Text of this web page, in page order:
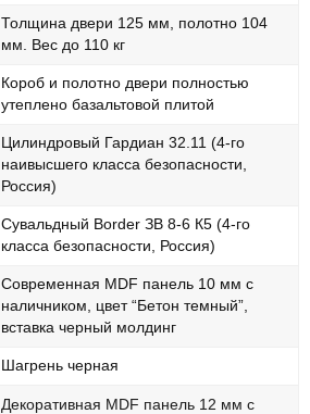
Толщина двери 125 мм, полотно 104
мм. Вес до 110 кг
Короб и полотно двери полностью
утеплено базальтовой плитой
Цилиндровый Гардиан 32.11 (4-го
наивысшего класса безопасности,
Россия)
Сувальдный Border ЗВ 8-6 К5 (4-го
класса безопасности, Россия)
Современная MDF панель 10 мм с
наличником, цвет “Бетон темный”,
вставка черный молдинг
Шагрень черная
Декоративная MDF панель 12 мм с